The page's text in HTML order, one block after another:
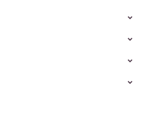
efficaces et zéro déchet.